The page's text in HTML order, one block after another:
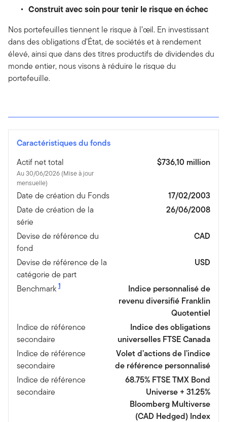
Construit avec soin pour tenir le risque en échec
Nos portefeuilles tiennent le risque à l’œil. En investissant
dans des obligations d’État, de sociétés et à rendement
élevé, ainsi que dans des titres productifs de dividendes du
monde entier, nous visons à réduire le risque du
portefeuille.
Caractéristiques du fonds
Actif net total
Au 30/06/2026 (Mise à jour
mensuelle)
$736,10 million
Date de création du Fonds
17/02/2003
Date de création de la
série
26/06/2008
Devise de référence du
fond
CAD
Devise de référence de la
catégorie de part
USD
Benchmark 1
Indice personnalisé de
revenu diversifié Franklin
Quotentiel
Indice de référence
secondaire
Indice des obligations
universelles FTSE Canada
Indice de référence
secondaire
Volet d’actions de l’indice
de référence personnalisé
Indice de référence
secondaire
68.75% FTSE TMX Bond
Universe + 31.25%
Bloomberg Multiverse
(CAD Hedged) Index